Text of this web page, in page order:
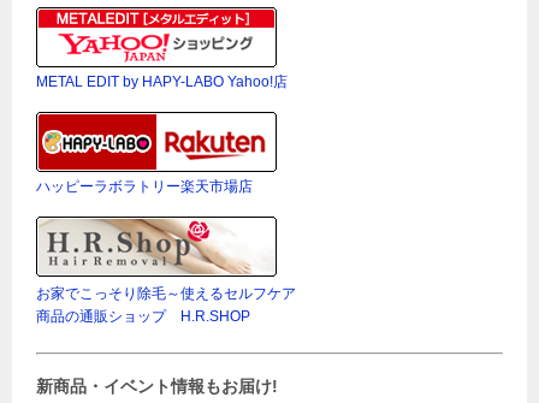
METAL EDIT by HAPY-LABO Yahoo!店
ハッピーラボラトリー楽天市場店
お家でこっそり除毛～使えるセルフケア
商品の通販ショップ H.R.SHOP
新商品・イベント情報もお届け!